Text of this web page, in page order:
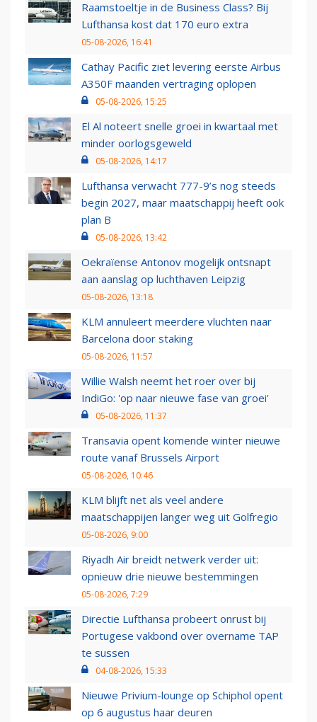
Raamstoeltje in de Business Class? Bij
Lufthansa kost dat 170 euro extra
05-08-2026, 16:41
Cathay Pacific ziet levering eerste Airbus
A350F maanden vertraging oplopen
05-08-2026, 15:25
El Al noteert snelle groei in kwartaal met
minder oorlogsgeweld
05-08-2026, 14:17
Lufthansa verwacht 777-9’s nog steeds
begin 2027, maar maatschappij heeft ook
plan B
05-08-2026, 13:42
Oekraïense Antonov mogelijk ontsnapt
aan aanslag op luchthaven Leipzig
05-08-2026, 13:18
KLM annuleert meerdere vluchten naar
Barcelona door staking
05-08-2026, 11:57
Willie Walsh neemt het roer over bij
IndiGo: 'op naar nieuwe fase van groei'
05-08-2026, 11:37
Transavia opent komende winter nieuwe
route vanaf Brussels Airport
05-08-2026, 10:46
KLM blijft net als veel andere
maatschappijen langer weg uit Golfregio
05-08-2026, 9:00
Riyadh Air breidt netwerk verder uit:
opnieuw drie nieuwe bestemmingen
05-08-2026, 7:29
Directie Lufthansa probeert onrust bij
Portugese vakbond over overname TAP
te sussen
04-08-2026, 15:33
Nieuwe Privium-lounge op Schiphol opent
op 6 augustus haar deuren